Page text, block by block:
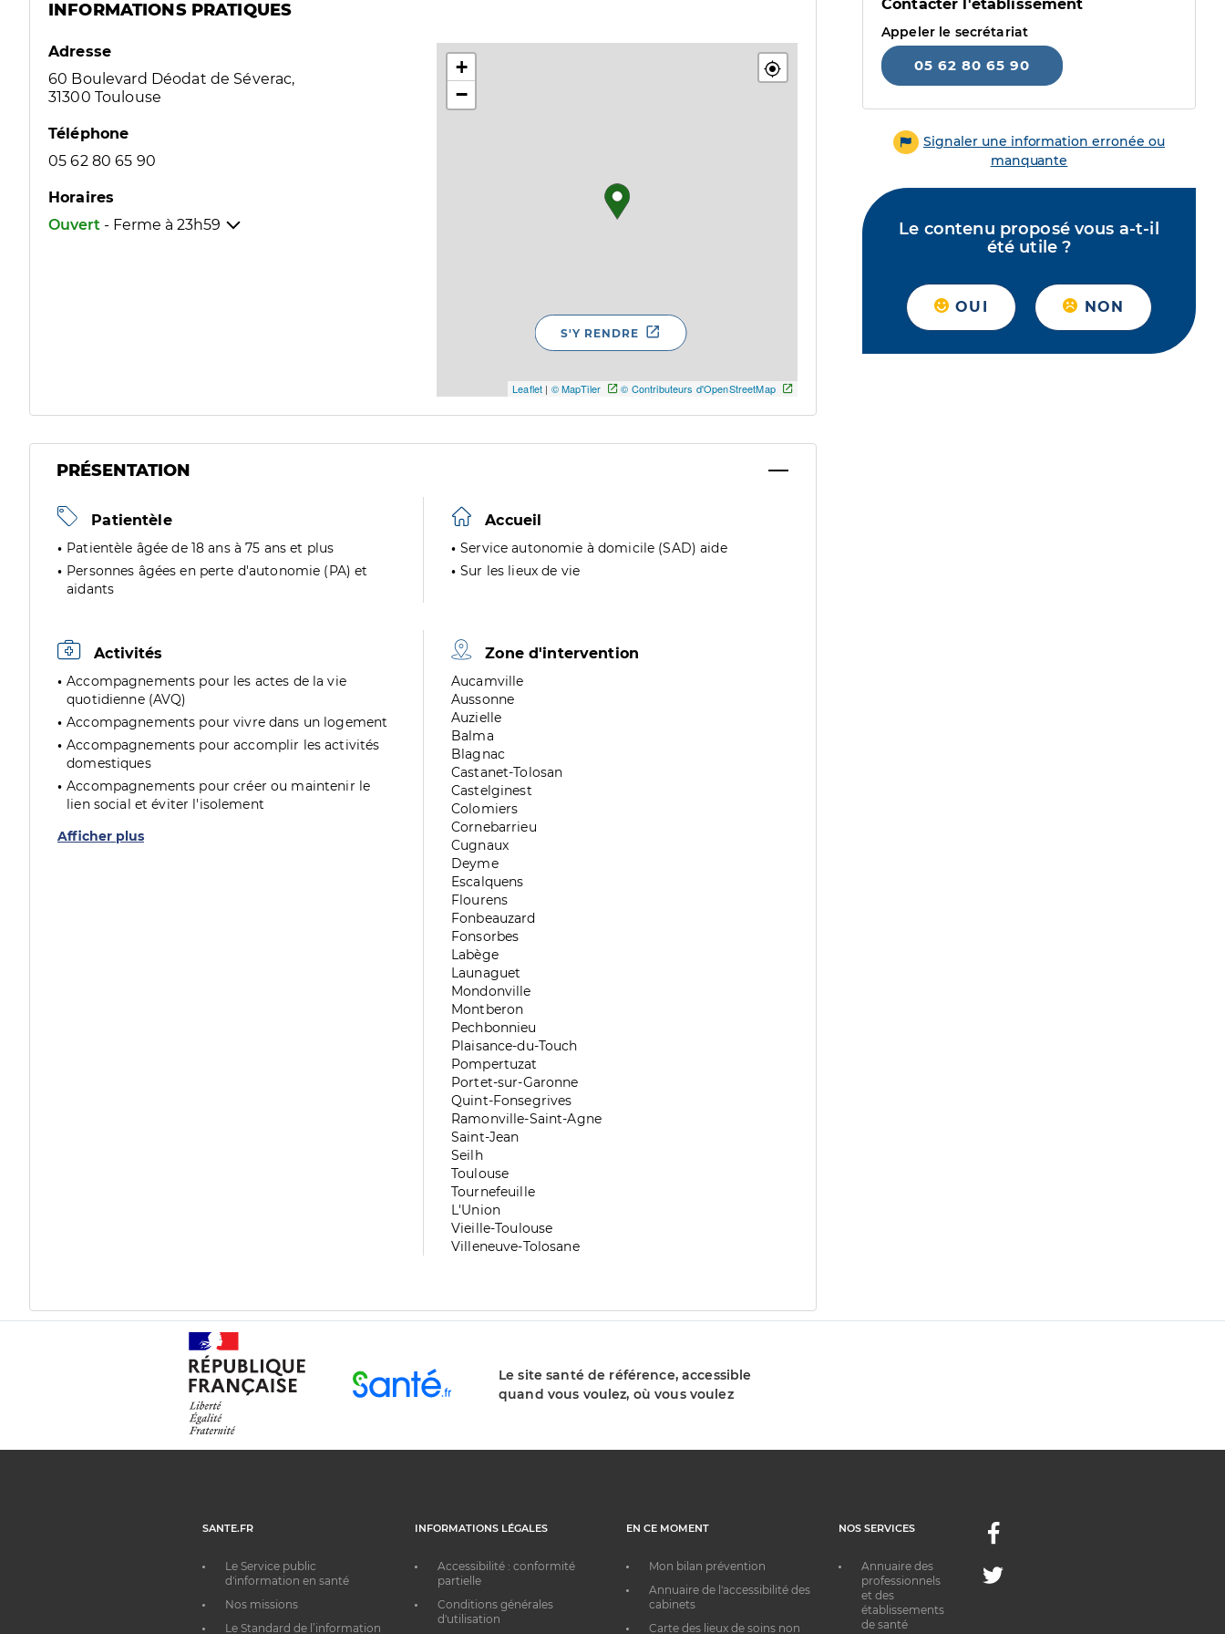
INFORMATIONS PRATIQUES
Adresse
60 Boulevard Déodat de Séverac,
31300 Toulouse
Téléphone
05 62 80 65 90
Horaires
Ouvert - Ferme à 23h59
+
−
Leaflet | © MapTiler © Contributeurs d'OpenStreetMap
S'Y RENDRE
PRÉSENTATION
Patientèle
Patientèle âgée de 18 ans à 75 ans et plus
Personnes âgées en perte d'autonomie (PA) et
aidants
Accueil
Service autonomie à domicile (SAD) aide
Sur les lieux de vie
Activités
Accompagnements pour les actes de la vie
quotidienne (AVQ)
Accompagnements pour vivre dans un logement
Accompagnements pour accomplir les activités
domestiques
Accompagnements pour créer ou maintenir le
lien social et éviter l'isolement
Afficher plus
Zone d'intervention
Zone
de
division
Aucamville
Zone
de
division
Aussonne
Zone
de
division
Auzielle
Zone
de
division
Balma
Zone
de
division
Blagnac
Zone
de
division
Castanet-Tolosan
Zone
de
division
Castelginest
Zone
de
division
Colomiers
Zone
de
division
Cornebarrieu
Zone
de
division
Cugnaux
Zone
de
division
Deyme
Zone
de
division
Escalquens
Zone
de
division
Flourens
Zone
de
division
Fonbeauzard
Zone
de
division
Fonsorbes
Zone
de
division
Labège
Zone
de
division
Launaguet
Zone
de
division
Mondonville
Zone
de
division
Montberon
Zone
de
division
Pechbonnieu
Zone
de
division
Plaisance-du-Touch
Zone
de
division
Pompertuzat
Zone
de
division
Portet-sur-Garonne
Zone
de
division
Quint-Fonsegrives
Zone
de
division
Ramonville-Saint-Agne
Zone
de
division
Saint-Jean
Zone
de
division
Seilh
Zone
de
division
Toulouse
Zone
de
division
Tournefeuille
Zone
de
division
L'Union
Zone
de
Vieille-Toulouse
Zone
Villeneuve-Tolosane
Contacter l'établissement
Appeler le secrétariat
05 62 80 65 90
Signaler une information erronée ou
manquante
Le contenu proposé vous a-t-il
été utile ?
OUI NON
Le site santé de référence, accessible
quand vous voulez, où vous voulez
SANTE.FR
Le Service public
d'information en santé
Nos missions
Le Standard de l’information
INFORMATIONS LÉGALES
Accessibilité : conformité
partielle
Conditions générales
d'utilisation
EN CE MOMENT
Mon bilan prévention
Annuaire de l'accessibilité des
cabinets
Carte des lieux de soins non
NOS SERVICES
Annuaire des
professionnels
et des
établissements
de santé
Facebook
Twitter